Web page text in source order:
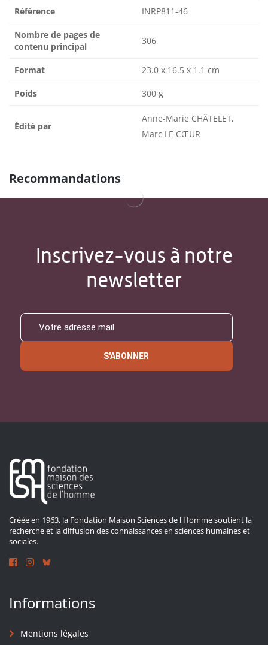
Référence INRP811-46
Nombre de pages de
contenu principal
306
Format 23.0 x 16.5 x 1.1 cm
Poids 300 g
Édité par
Anne-Marie CHÂTELET,
Marc LE CŒUR
Recommandations
Inscrivez-vous à notre
newsletter
S'ABONNER
Créée en 1963, la Fondation Maison Sciences de l'Homme soutient la
recherche et la diffusion des connaissances en sciences humaines et
sociales.
Informations
Mentions légales